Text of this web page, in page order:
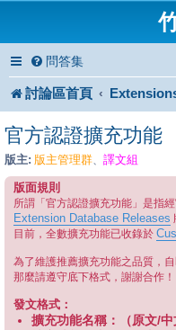
問答集
討論區首頁
官方認證擴充功能
版主: 版主管理群、 譯文組
版面規則
所謂「官方認證擴充功能」是指
Extension Database Releases
目前，全數擴充功能已收錄於
為了維護推薦擴充功能之品質，
那麼請遵守底下格式，謝謝合作！
發文格式：
擴充功能名稱：（原文/中